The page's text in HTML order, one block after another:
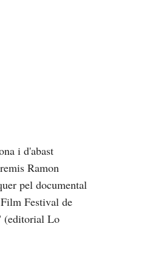
i d'abast
Ramon
pel documental
Festival de
(editorial Lo